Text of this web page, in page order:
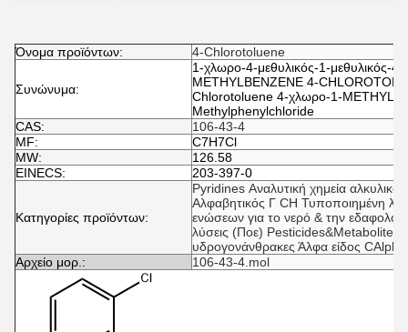
Όνομα προϊόντων: 4-Chlorotoluene
Συνώνυμα:
1-χλωρο-4-μεθυλικός-1-μεθυλικός-
METHYLBENZENE 4-
Chlorotoluene 4-χλωρο-1-
Methylphenylchloride
CAS:
106-43-4
MF:
C7H7Cl
MW:
126.58
EINECS:
203-397-0
Κατηγορίες προϊόντων:
Pyridines Αναλυτική χημεία αλκυλικό
Αλφαβητικός Γ CH Τυποποιημένη
ενώσεων για το νερό & την
λύσεις (Ποε) Pesticides&Metabolites
υδρογονάνθρακες Άλφα είδος
Αρχείο μορ.:
106-43-4.mol